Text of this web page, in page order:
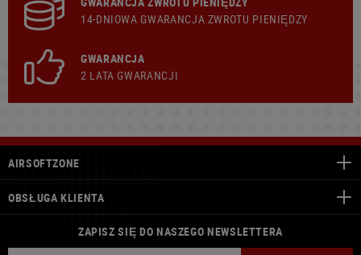
14-DNIOWA GWARANCJA ZWROTU PIENIĘDZY
GWARANCJA
2 LATA GWARANCJI
AIRSOFTZONE
OBSŁUGA KLIENTA
ZAPISZ SIĘ DO NASZEGO NEWSLETTERA